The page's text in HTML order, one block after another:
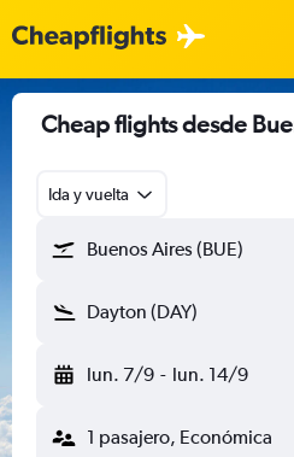
Cheap flights desde
Ida y vuelta
Buenos Aires (BUE)
Dayton (DAY)
lun. 7/9 - lun. 14/9
1 pasajero, Económica